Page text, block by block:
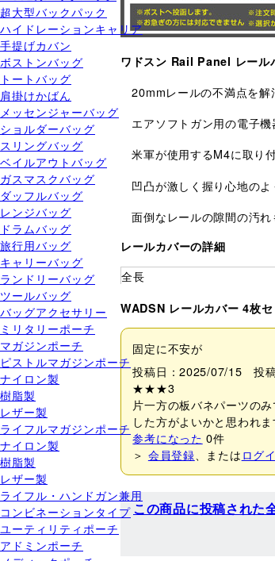
超大型バックパック
ハイドレーションキャリア
手提げカバン
ボストンバッグ
トートバッグ
肩掛けかばん
メッセンジャーバッグ
ショルダーバッグ
スリングバッグ
ベイルアウトバッグ
ガスマスクバッグ
ダッフルバッグ
レンジバッグ
ドラムバッグ
旅行用バッグ
キャリーバッグ
ランドリーバッグ
ツールバッグ
バッグアクセサリー
ミリタリーポーチ
マガジンポーチ
ピストルマガジンポーチ
ナイロン製
樹脂製
レザー製
ライフルマガジンポーチ
ナイロン製
樹脂製
レザー製
ライフル・ハンドガン兼用
コンビネーションタイプ
ユーティリティポーチ
アドミンポーチ
ワドスン Rail Panel レール
20mmレールの不満点を解
エアソフトガン用の電子
米軍が使用するM4に取り
凹凸が激しく握り心地の
面倒なレールの隙間の汚
レールカバーの詳細
全長
WADSN レールカバー 4枚
固定に不安が
投稿日：2025/07/15 投稿
★★★3
片一方の板バネパーツの
した方がよいかと思われま
参考になった 0件
＞ 会員登録、またはログ
この商品に投稿された